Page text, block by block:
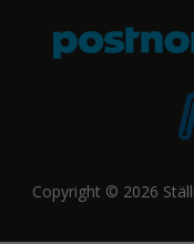
Copyright © 2026